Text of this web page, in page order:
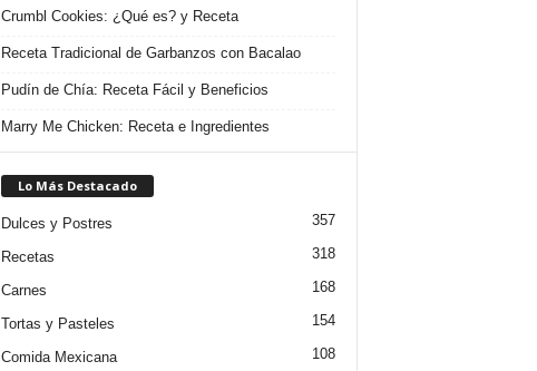
Crumbl Cookies: ¿Qué es? y Receta
Receta Tradicional de Garbanzos con Bacalao
Pudín de Chía: Receta Fácil y Beneficios
Marry Me Chicken: Receta e Ingredientes
Lo Más Destacado
Dulces y Postres 357
Recetas 318
Carnes 168
Tortas y Pasteles 154
Comida Mexicana 108